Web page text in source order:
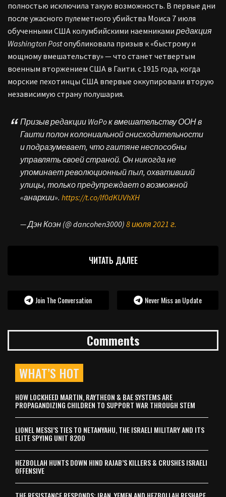
полностью исключила такую ​​возможность. В первые дни
после ужасного пулеметного убийства Моиса 7 июля
обученными США колумбийскими наемниками редакция
Washington Postопубликовала призыв к «быстрому и
мощному вмешательству» — что станет четвертым
военным вторжением США в Гаити. с 1915 года, когда
морские пехотинцы США впервые оккупировали вторую
независимую страну полушария.
Призыв редакции WaPo к вмешательству ООН в
Гаити полон колониальной снисходительности
и подразумевает, что гаитяне неспособны
управлять своей страной. Он никогда не
упоминает революционный пыл, охвативший
улицы, только предупреждает о возможной
«анархии». https://t.co/lf0dKUVhXH
— Дэн Коэн (@ dancohen3000) 8 июля 2021 г.
ЧИТАТЬ ДАЛЕЕ
Join The Conversation Never Miss an Update
Comments
WHAT’S HOT
HOW LOCKHEED MARTIN, RAYTHEON & BAE SYSTEMS ARE
PROPAGANDIZING CHILDREN TO SUPPORT WAR THROUGH STEM
LIONEL MESSI’S TIES TO NETANYAHU, THE ISRAELI MILITARY AND ITS
ELITE SPYING UNIT 8200
HEZBOLLAH HUNTS DOWN HIND RAJAB’S KILLERS & CRUSHES ISRAELI
OFFENSIVE